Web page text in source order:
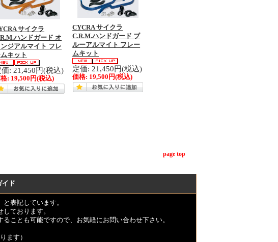
サイクラ
ハンドガード オ
ンジアルマイト フレ
キット
価: 21,450円(税込)
: 19,500円(税込)
CYCRA サイクラ
C.R.M.ハンドガード ブ
ルーアルマイト フレー
ムキット
定価: 21,450円(税込)
価格: 19,500円(税込)
page top
イド
表記しています。
ております。
ことも可能ですので、お気軽にお問い合わせ下さい。
ます）